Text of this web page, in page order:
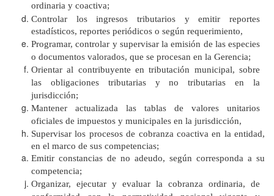
ordinaria y coactiva;
Controlar los ingresos tributarios y emitir reportes
estadísticos, reportes periódicos o según requerimiento,
Programar, controlar y supervisar la emisión de las especies
o documentos valorados, que se procesan en la Gerencia;
Orientar al contribuyente en tributación municipal, sobre
las obligaciones tributarias y no tributarias en la
jurisdicción;
Mantener actualizada las tablas de valores unitarios
oficiales de impuestos y municipales en la jurisdicción,
Supervisar los procesos de cobranza coactiva en la entidad,
en el marco de sus competencias;
Emitir constancias de no adeudo, según corresponda a su
competencia;
Organizar, ejecutar y evaluar la cobranza ordinaria, de